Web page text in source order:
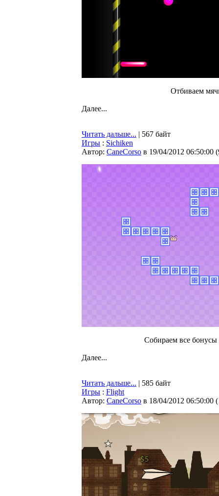
Отбиваем
Далее...
Читать дальше... | 567 байт
Игры : Sichiken
Автор: CaneCorso в 19/04/2012 06:50:00 (
Собираем все бонусы
Далее...
Читать дальше... | 585 байт
Игры : Flight
Автор: CaneCorso в 18/04/2012 06:50:00 (